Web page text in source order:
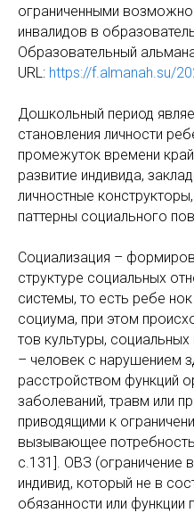
ограниченными
инвалидов в
Образовательный
URL: https://f.almanah.su/
Дошкольный период
становления личности
промежуток времени
развитие индивида,
личностные
паттерны социального
Социализация –
структуре социальных
системы, то есть ребе
социума, при этом
тов культуры,
– человек с нарушением
расстройством функций
заболеваний, травм или
приводящими к
вызывающее
с.131]. ОВЗ (ограничение
индивид, который не в
обязанности или функции